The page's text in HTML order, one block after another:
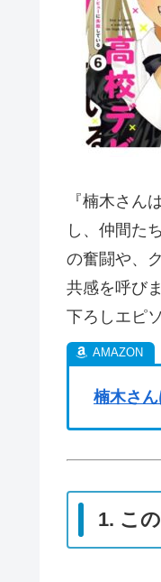
『楠木さん
し、仲間た
の奮闘や、
共感を呼び
下ろしエピ
楠木さ
1. こ